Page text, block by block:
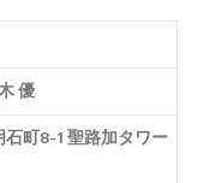
優
町8-1 聖路加タワー